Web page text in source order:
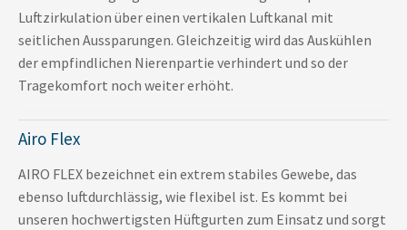
Luftzirkulation über einen vertikalen Luftkanal mit
seitlichen Aussparungen. Gleichzeitig wird das Auskühlen
der empfindlichen Nierenpartie verhindert und so der
Tragekomfort noch weiter erhöht.
Airo Flex
AIRO FLEX bezeichnet ein extrem stabiles Gewebe, das
ebenso luftdurchlässig, wie flexibel ist. Es kommt bei
unseren hochwertigsten Hüftgurten zum Einsatz und sorgt